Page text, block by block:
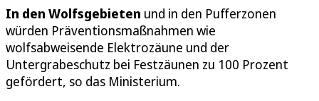
In den Wolfsgebieten und in den Pufferzonen
würden Präventionsmaßnahmen wie
wolfsabweisende Elektrozäune und der
Untergrabeschutz bei Festzäunen zu 100 Prozent
gefördert, so das Ministerium.